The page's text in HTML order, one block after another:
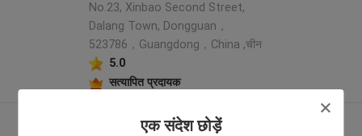
एक संदेश छोड़ें
No.23, Xinbao Second Street,
Dalang Town, Dongguan，
523786，Guangdong，China ,चीन
5.0
सत्यापित प्रदायक
और देखो